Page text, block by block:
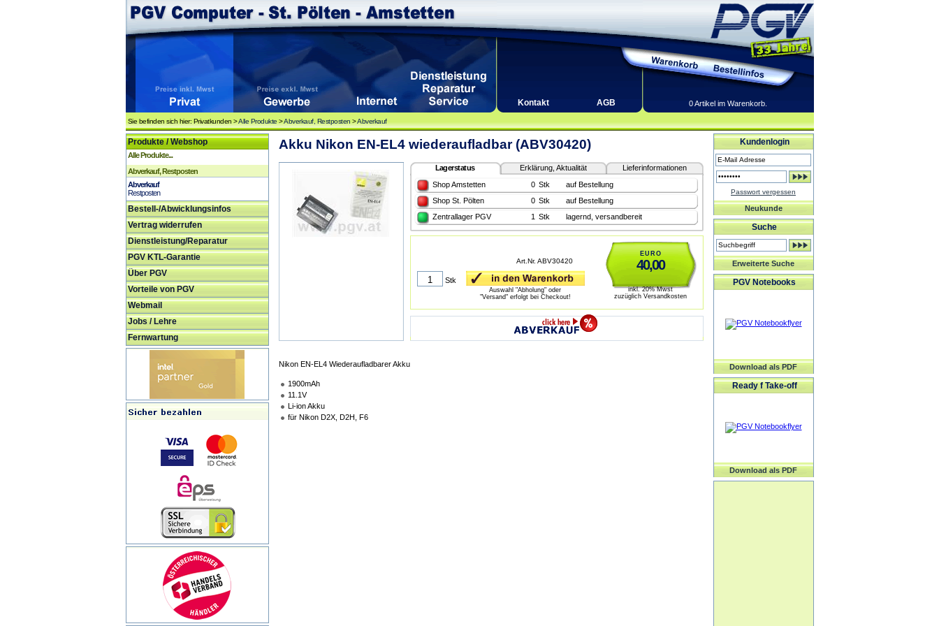
Kontakt AGB 0 Artikel im Warenkorb.
Sie befinden sich hier: Privatkunden >Alle Produkte >Abverkauf, Restposten >Abverkauf
Produkte / Webshop
Alle Produkte...
Abverkauf, Restposten
Abverkauf
Restposten
Bestell-/Abwicklungsinfos
Vertrag widerrufen
Dienstleistung/Reparatur
PGV KTL-Garantie
Über PGV
Vorteile von PGV
Webmail
Jobs / Lehre
Fernwartung
Akku Nikon EN-EL4 wiederaufladbar (ABV30420)
Lagerstatus Erklärung, Aktualität
Lieferinformationen
Shop Amstetten
0 Stk
auf Bestellung
Shop St. Pölten
0 Stk
auf Bestellung
Zentrallager PGV
1 Stk lagernd, versandbereit
EURO
40,00
inkl. 20% Mwst
zuzüglich Versandkosten
Art.Nr. ABV30420
Stk
Auswahl "Abholung" oder
"Versand" erfolgt bei Checkout!
Nikon EN-EL4 Wiederaufladbarer Akku
1900mAh
11.1V
Li-ion Akku
für Nikon D2X, D2H, F6
Kundenlogin
Passwort vergessen
Neukunde
Suche
Erweiterte Suche
PGV Notebooks
Download als PDF
Ready f Take-off
Download als PDF